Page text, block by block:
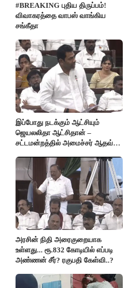
#BREAKING புதிய திருப்பம்!
விவாகரத்தை வாபஸ் வாங்கிய
சங்கீதா
இப்போது நடக்கும் ஆட்சியும்
ஜெயலலிதா ஆட்சிதான் –
சட்டமன்றத்தில் அமைச்சர் ஆதவ்
அரசின் நிதி அரைகுறையாக
உள்ளது... ரூ.832 கோடியில் எப்படி
அண்ணன் சீர்? ரகுபதி கேள்வி..?